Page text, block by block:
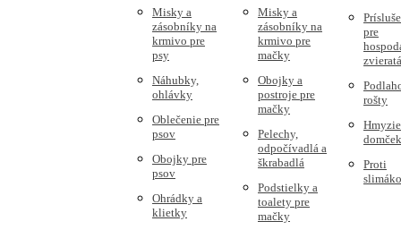
Misky a
zásobníky na
krmivo pre
psy
Náhubky,
ohlávky
Oblečenie pre
psov
Obojky pre
psov
Ohrádky a
klietky
Misky a
zásobníky na
krmivo pre
mačky
Obojky a
postroje pre
mačky
Pelechy,
odpočívadlá a
škrabadlá
Podstielky a
toalety pre
mačky
pre
zvieratá
rošty
Hmyzie
Proti